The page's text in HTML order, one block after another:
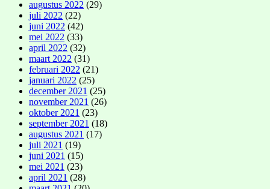
augustus 2022 (29)
juli 2022 (22)
juni 2022 (42)
mei 2022 (33)
april 2022 (32)
maart 2022 (31)
februari 2022 (21)
januari 2022 (25)
december 2021 (25)
november 2021 (26)
oktober 2021 (23)
september 2021 (18)
augustus 2021 (17)
juli 2021 (19)
juni 2021 (15)
mei 2021 (23)
april 2021 (28)